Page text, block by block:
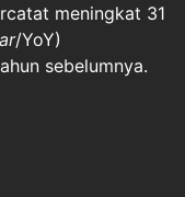
meningkat 31
/YoY)
sebelumnya.